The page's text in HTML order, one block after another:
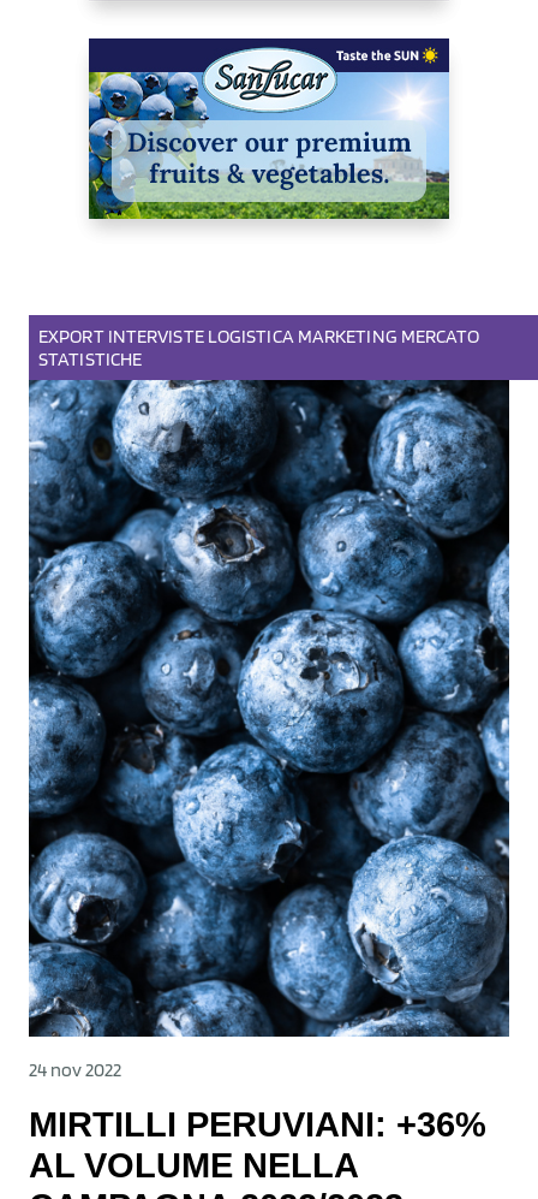
EXPORT INTERVISTE LOGISTICA MARKETING MERCATO
STATISTICHE
24 nov 2022
MIRTILLI PERUVIANI: +36%
AL VOLUME NELLA